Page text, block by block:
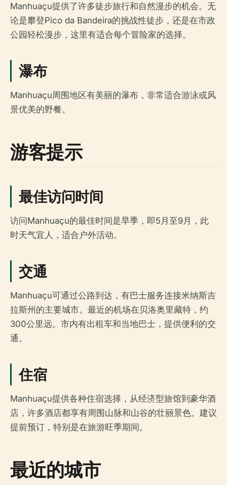
Manhuaçu提供了许多徒步旅行和自然漫步的机会。无
论是攀登Pico da Bandeira的挑战性徒步，还是在市政
公园轻松漫步，这里有适合每个冒险家的选择。
瀑布
Manhuaçu周围地区有美丽的瀑布，非常适合游泳或风
景优美的野餐。
游客提示
最佳访问时间
访问Manhuaçu的最佳时间是旱季，即5月至9月，此
时天气宜人，适合户外活动。
交通
Manhuaçu可通过公路到达，有巴士服务连接米纳斯吉
拉斯州的主要城市。最近的机场在贝洛奥里藏特，约
300公里远。市内有出租车和当地巴士，提供便利的交
通。
住宿
Manhuaçu提供各种住宿选择，从经济型旅馆到豪华酒
店，许多酒店都享有周围山脉和山谷的壮丽景色。建议
提前预订，特别是在旅游旺季期间。
最近的城市